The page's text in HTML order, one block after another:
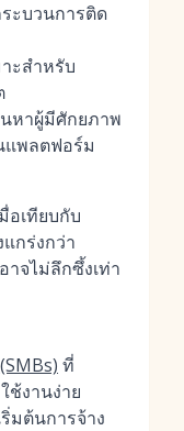
ะบวนการติด
ะสำหรับ
หาผู้มีศักยภาพ
แพลตฟอร์ม
อเทียบกับ
กร่งกว่า
าจไม่ลึกซึ้งเท่า
ที่
ช้งานง่าย
มต้นการจ้าง